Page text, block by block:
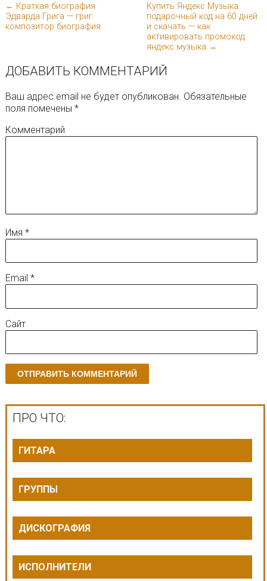
← Краткая биография
Эдварда Грига — григ
композитор биография
Купить Яндекс Музыка:
подарочный код на 60 дней
и скачать — как
активировать промокод
яндекс музыка →
ДОБАВИТЬ КОММЕНТАРИЙ
Ваш адрес email не будет опубликован. Обязательные
поля помечены *
Комментарий
Имя *
Email *
Сайт
ПРО ЧТО:
ГИТАРА
ГРУППЫ
ДИСКОГРАФИЯ
ИСПОЛНИТЕЛИ